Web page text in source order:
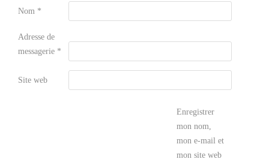
Nom *
Adresse de
messagerie *
Site web
Enregistrer
mon nom,
mon e-mail et
mon site web